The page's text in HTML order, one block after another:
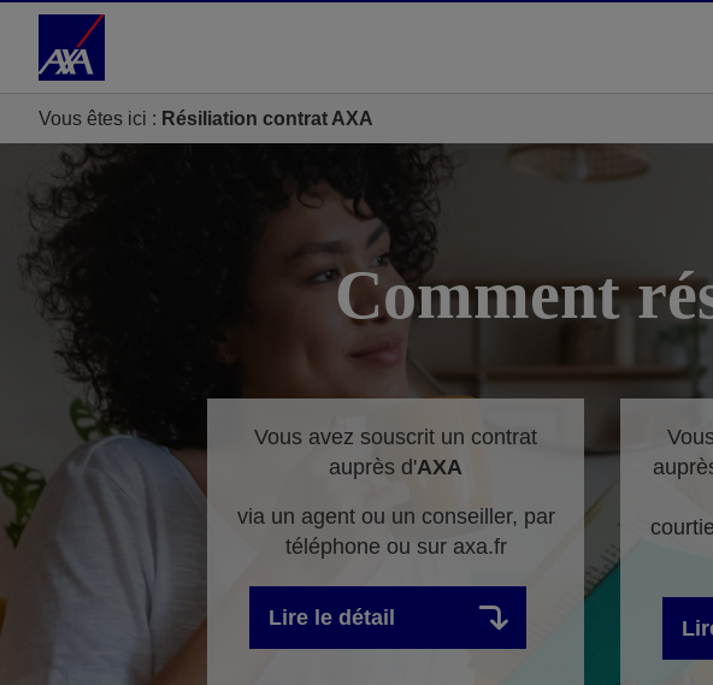
Accéder au Contenu
Vous êtes ici : Résiliation contrat AXA
Comment
Vous avez souscrit un contrat
auprès d'AXA
via un agent ou un conseiller, par
téléphone ou sur axa.fr
Lire le détail